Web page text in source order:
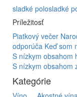
sladké polosladké
Príležitosť
Piatkový večer
odporúča Keď som
S nízkym obsahom
S nízkym obsahom
Kategórie